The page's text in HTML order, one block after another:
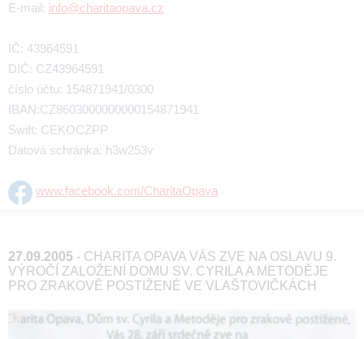
E-mail: info@charitaopava.cz
IČ: 43964591
DIČ: CZ43964591
číslo účtu: 154871941/0300
IBAN:CZ8603000000000154871941
Swift: CEKOCZPP
Datová schránka: h3w253v
www.facebook.com/CharitaOpava
27.09.2005 - CHARITA OPAVA VÁS ZVE NA OSLAVU 9.
VÝROČÍ ZALOŽENÍ DOMU SV. CYRILA A METODĚJE
PRO ZRAKOVĚ POSTIŽENÉ VE VLAŠTOVIČKÁCH